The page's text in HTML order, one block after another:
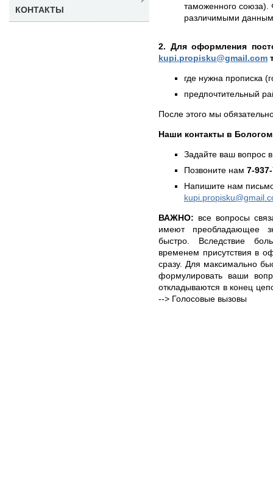
таможенного союза).
различимыми
2. Для оформления
kupi.propisku@gmail.com
где нужна прописка
предпочтительный
После этого мы
Наши контакты в
Задайте ваш вопрос
Позвоните нам 7-
Напишите нам
ВАЖНО: все вопросы
имеют преобладающее
быстро. Вследствие
временем присутствия в
сразу. Для максимально
формулировать ваши
откладываются в конец
--> Голосовые вызовы
КОНТАКТЫ